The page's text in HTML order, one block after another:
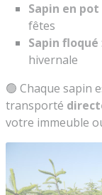
Sapin en pot
fêtes
Sapin floqué
hivernale
🟢 Chaque sapin
transporté
votre immeuble